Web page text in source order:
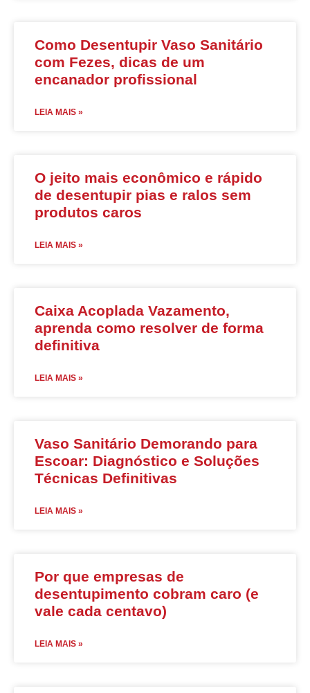
Como Desentupir Vaso Sanitário
com Fezes, dicas de um
encanador profissional
LEIA MAIS »
O jeito mais econômico e rápido
de desentupir pias e ralos sem
produtos caros
LEIA MAIS »
Caixa Acoplada Vazamento,
aprenda como resolver de forma
definitiva
LEIA MAIS »
Vaso Sanitário Demorando para
Escoar: Diagnóstico e Soluções
Técnicas Definitivas
LEIA MAIS »
Por que empresas de
desentupimento cobram caro (e
vale cada centavo)
LEIA MAIS »